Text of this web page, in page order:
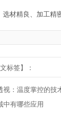
材精良、加工精
文标签】：
视：温度掌控的技
中有哪些应用